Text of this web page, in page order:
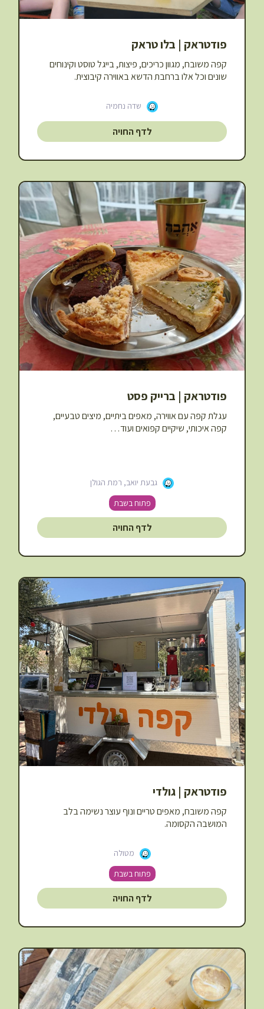
פודטראק | בלו טראק
קפה משובח, מגוון כריכים, פיצות, בייגל טוסט וקינוחים
שונים וכל אלו ברחבת הדשא באווירה קיבוצית.
שדה נחמיה
לדף החויה
פודטראק | ברייק פסט
עגלת קפה עם אווירה, מאפים ביתיים, מיצים טבעיים,
קפה איכותי, שיקיים קפואים ועוד…
גבעת יואב, רמת הגולן
פתוח בשבת
לדף החויה
פודטראק | גולדי
קפה משובח, מאפים טריים ונוף עוצר נשימה בלב
המושבה הקסומה.
מטולה
פתוח בשבת
לדף החויה